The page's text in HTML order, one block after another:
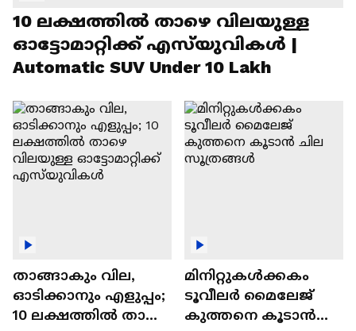
10 ലക്ഷത്തിൽ താഴെ വിലയുള്ള
ഓട്ടോമാറ്റിക്ക് എസ്‍യുവികൾ |
Automatic SUV Under 10 Lakh
താങ്ങാകും വില,
ഓടിക്കാനും എളുപ്പം;
10 ലക്ഷത്തിൽ താഴെ
മിനിറ്റുകൾക്കകം
ടൂവീലർ മൈലേജ്
കുത്തനെ കൂടാൻ